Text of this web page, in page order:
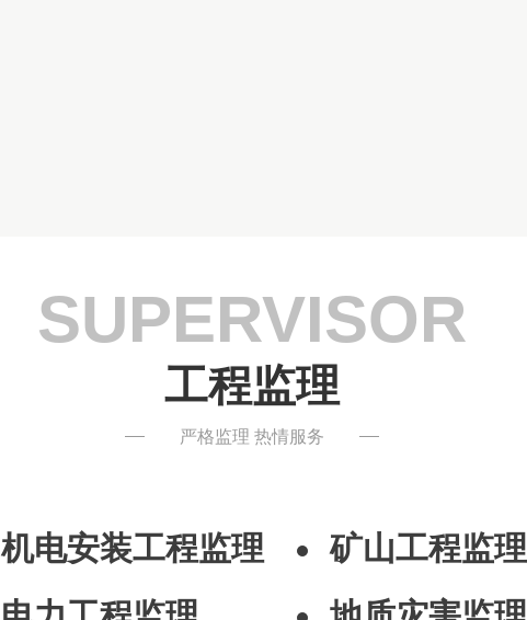
SUPERVISOR
工程监理
严格监理 热情服务
机电安装工程监理
矿山工程监理